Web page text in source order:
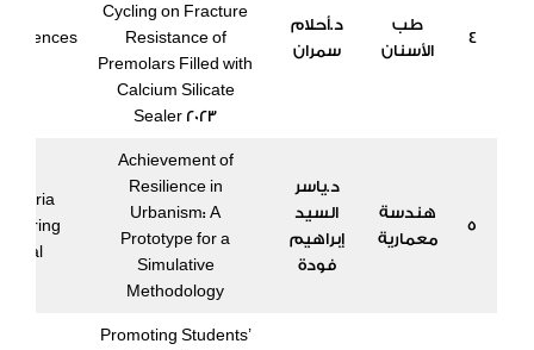
4
طب
الأسنان
د.أحلام
سمران
Cycling on Fracture
Resistance of
Premolars Filled with
Calcium Silicate
Sealer 2023
sciences
5
هندسة
معمارية
د.ياسر
السيد
إبراهيم
فودة
Achievement of
Resilience in
Urbanism: A
Prototype for a
Simulative
Methodology
Promoting Students’